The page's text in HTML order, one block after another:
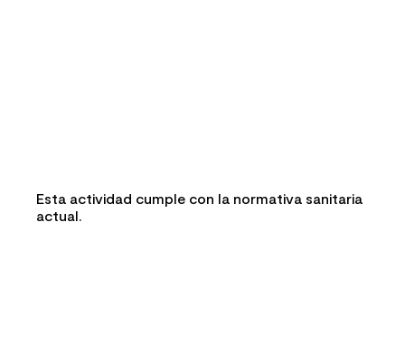
Esta actividad cumple con la normativa sanitaria
actual.